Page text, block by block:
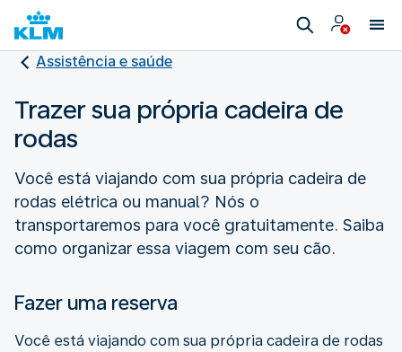
Assistência e saúde
Trazer sua própria cadeira de
rodas
Você está viajando com sua própria cadeira de
rodas elétrica ou manual? Nós o
transportaremos para você gratuitamente. Saiba
como organizar essa viagem com seu cão.
Fazer uma reserva
Você está viajando com sua própria cadeira de rodas